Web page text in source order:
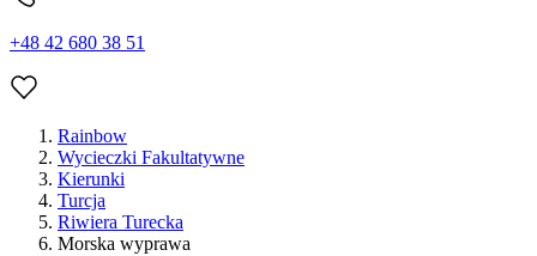
+48 42 680 38 51
Rainbow
Wycieczki Fakultatywne
Kierunki
Turcja
Riwiera Turecka
Morska wyprawa